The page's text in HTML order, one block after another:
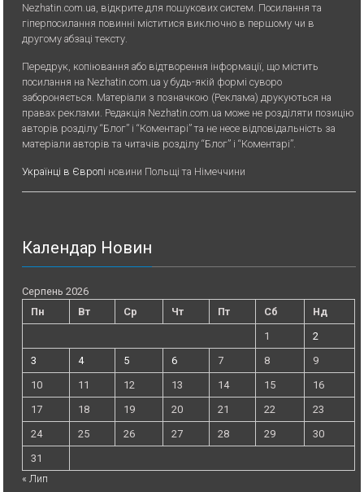
Nezhatin.com.ua, відкрите для пошукових систем. Посилання та
гіперпосилання повинні міститися виключно в першому чи в
другому абзаці тексту.
Передрук, копiювання або вiдтворення iнформацiї, що мiстить
посилання на Nezhatin.com.ua у будь-якiй формi суворо
забороняється. Матеріали з позначкою (Реклама) друкуються на
правах реклами. Редакція Nezhatin.com.ua може не розділяти позицію
авторів розділу “Блог” і “Коментарі” та не несе відповідальність за
матеріали авторів та читачів розділу “Блог” і “Коментарі”.
Українці в Європі новини Польщі та Німеччини
Календар Новин
Серпень 2026
Пн
Вт Ср Чт Пт Сб
Нд
1
2
3
4 5 6 7 8
9
10
11 12 13 14 15
16
17
18 19 20 21 22
23
24
25 26 27 28 29
30
31
« Лип